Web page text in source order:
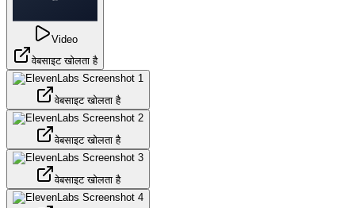
Video
वेबसाइट खोलता है
वेबसाइट खोलता है
वेबसाइट खोलता है
वेबसाइट खोलता है